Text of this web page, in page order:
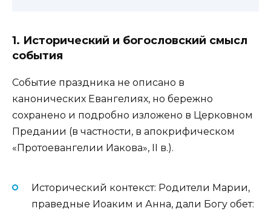
1. Исторический и богословский смысл
события
Событие праздника не описано в
канонических Евангелиях, но бережно
сохранено и подробно изложено в Церковном
Предании (в частности, в апокрифическом
«Протоевангелии Иакова», II в.).
Исторический контекст: Родители Марии,
праведные Иоаким и Анна, дали Богу обет: